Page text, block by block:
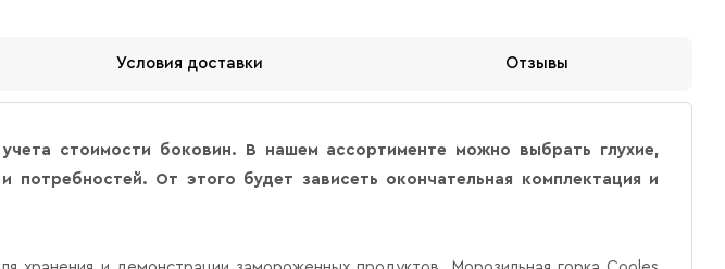
Условия доставки Отзывы
стоимости боковин. В нашем ассортименте можно выбрать глухие,
От этого будет зависеть окончательная комплектация и